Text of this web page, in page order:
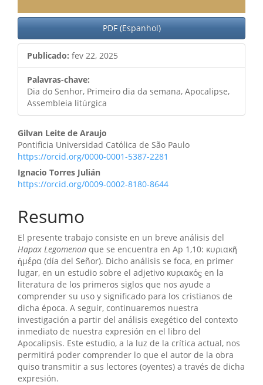
PDF (Espanhol)
Publicado: fev 22, 2025
Palavras-chave:
Dia do Senhor, Primeiro dia da semana, Apocalipse,
Assembleia litúrgica
Conteúdo
do
artigo
principal
Gilvan Leite de Araujo
Pontificia Universidad Católica de São Paulo
https://orcid.org/0000-0001-5387-2281
Ignacio Torres Julián
https://orcid.org/0009-0002-8180-8644
Resumo
El presente trabajo consiste en un breve análisis del
Hapax Legomenon que se encuentra en Ap 1,10: κυριακῆ
ἡμέρα (día del Señor). Dicho análisis se foca, en primer
lugar, en un estudio sobre el adjetivo κυριακόϛ en la
literatura de los primeros siglos que nos ayude a
comprender su uso y significado para los cristianos de
dicha época. A seguir, continuaremos nuestra
investigación a partir del análisis exegético del contexto
inmediato de nuestra expresión en el libro del
Apocalipsis. Este estudio, a la luz de la crítica actual, nos
permitirá poder comprender lo que el autor de la obra
quiso transmitir a sus lectores (oyentes) a través de dicha
expresión.